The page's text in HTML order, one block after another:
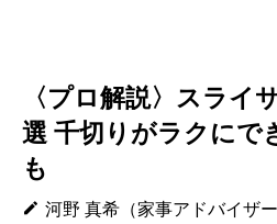
〈プロ解説〉スライ
選 千切りがラクにで
も
河野 真希（家事アドバイザー